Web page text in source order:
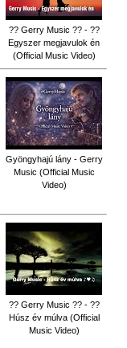
?? Gerry Music ?? - ??
Egyszer megjavulok én
(Official Music Video)
Gyöngyhajú lány - Gerry
Music (Official Music
Video)
?? Gerry Music ?? - ??
Húsz év múlva (Official
Music Video)